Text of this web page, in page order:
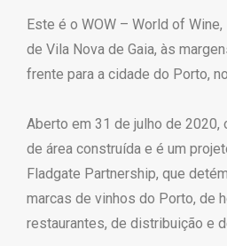
Este é o WOW – World of
de Vila Nova de Gaia, às
frente para a cidade do Porto,
Aberto em 31 de julho de 2020,
de área construída e é um
Fladgate Partnership, que
marcas de vinhos do Porto, de
restaurantes, de distribuição e